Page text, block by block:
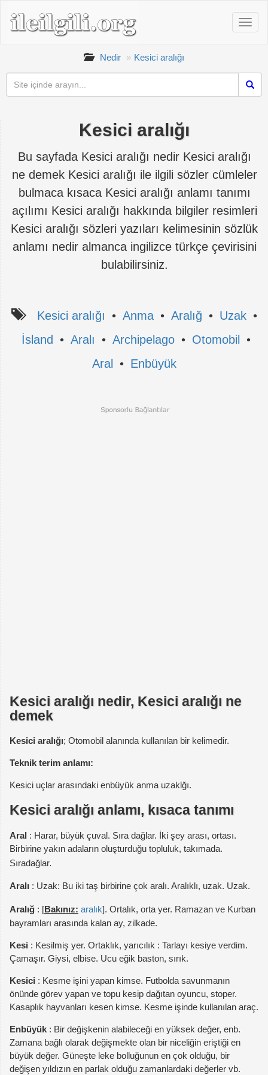
Nedir Kesici aralığı
Kesici aralığı
Bu sayfada Kesici aralığı nedir Kesici aralığı
ne demek Kesici aralığı ile ilgili sözler cümleler
bulmaca kısaca Kesici aralığı anlamı tanımı
açılımı Kesici aralığı hakkında bilgiler resimleri
Kesici aralığı sözleri yazıları kelimesinin sözlük
anlamı nedir almanca ingilizce türkçe çevirisini
bulabilirsiniz.
Kesici aralığı • Anma • Aralığ • Uzak •
İsland
• Aralı • Archipelago • Otomobil
•
Aral
• Enbüyük
Kesici aralığı nedir, Kesici aralığı ne
demek
Kesici aralığı; Otomobil alanında kullanılan bir kelimedir.
Teknik terim anlamı:
Kesici uçlar arasındaki enbüyük anma uzaklğı.
Kesici aralığı anlamı, kısaca tanımı
Aral : Harar, büyük çuval. Sıra dağlar. İki şey arası, ortası.
Birbirine yakın adaların oluşturduğu topluluk, takımada.
Sıradağlar
Aralı : Uzak: Bu iki taş birbirine çok aralı. Aralıklı, uzak. Uzak.
Aralığ : [Bakınız: aralık]. Ortalık, orta yer. Ramazan ve Kurban
bayramları arasında kalan ay, zilkade.
Kesi : Kesilmiş yer. Ortaklık, yarıcılık : Tarlayı kesiye verdim.
Çamaşır. Giysi, elbise. Ucu eğik baston, sırık.
Kesici : Kesme işini yapan kimse. Futbolda savunmanın
önünde görev yapan ve topu kesip dağıtan oyuncu, stoper.
Kasaplık hayvanları kesen kimse. Kesme işinde kullanılan araç.
Enbüyük : Bir değişkenin alabileceği en yüksek değer, enb.
Zamana bağlı olarak değişmekte olan bir niceliğin eriştiği en
büyük değer. Güneşte leke bolluğunun en çok olduğu, bir
değişen yıldızın en parlak olduğu zamanlardaki değerler vb.